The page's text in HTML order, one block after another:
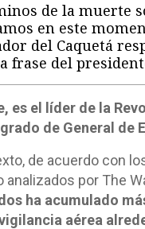
de la muerte
en este
del Caquetá
frase del
es el líder de la
de General de
de acuerdo con
analizados por The
ha acumulado
aérea